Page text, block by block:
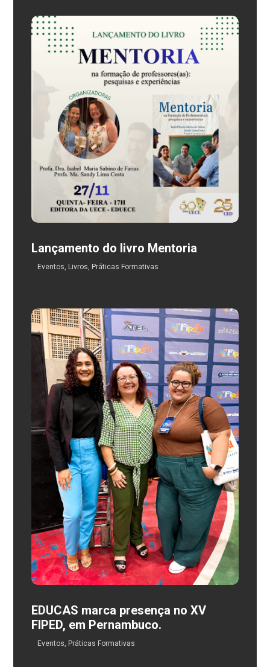
Lançamento do livro Mentoria
Eventos, Livros, Práticas Formativas
EDUCAS marca presença no XV
FIPED, em Pernambuco.
Eventos, Práticas Formativas